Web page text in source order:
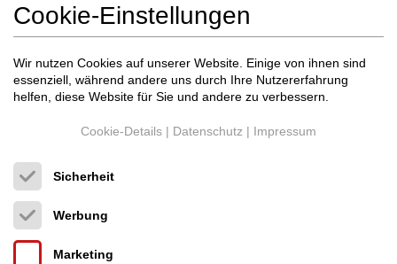
Inakustik LS 1603 2x3m bfa biwi spade
Lautsprecherkabel
Neupreis: 1.743 €
Cookie-Einstellungen
Wir nutzen Cookies auf unserer Website. Einige von ihnen sind
essenziell, während andere uns durch Ihre Nutzererfahrung
helfen, diese Website für Sie und andere zu verbessern.
Cookie-Details | Datenschutz | Impressum
Sicherheit
Werbung
Marketing